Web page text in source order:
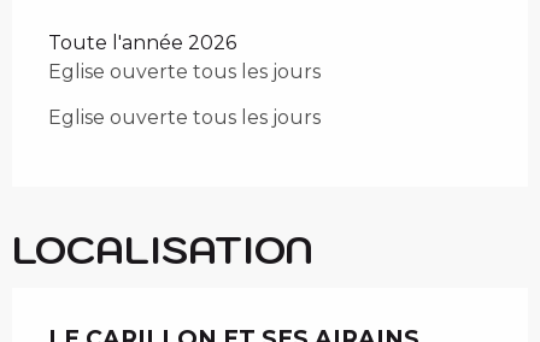
Toute l'année 2026
Eglise ouverte tous les jours
Eglise ouverte tous les jours
LOCALISATION